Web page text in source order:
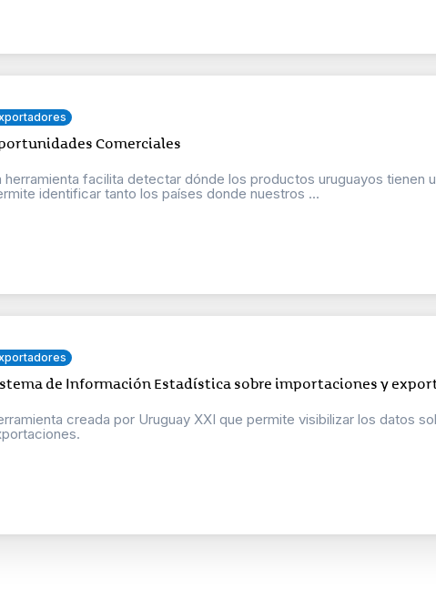
Comerciales
herramienta facilita detectar dónde los productos uruguayos tienen
identificar tanto los países donde nuestros ...
de Información Estadística sobre importaciones y
creada por Uruguay XXI que permite visibilizar los datos